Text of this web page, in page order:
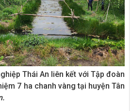
Thái An liên kết với Tập đoàn
7 ha chanh vàng tại huyện Tân